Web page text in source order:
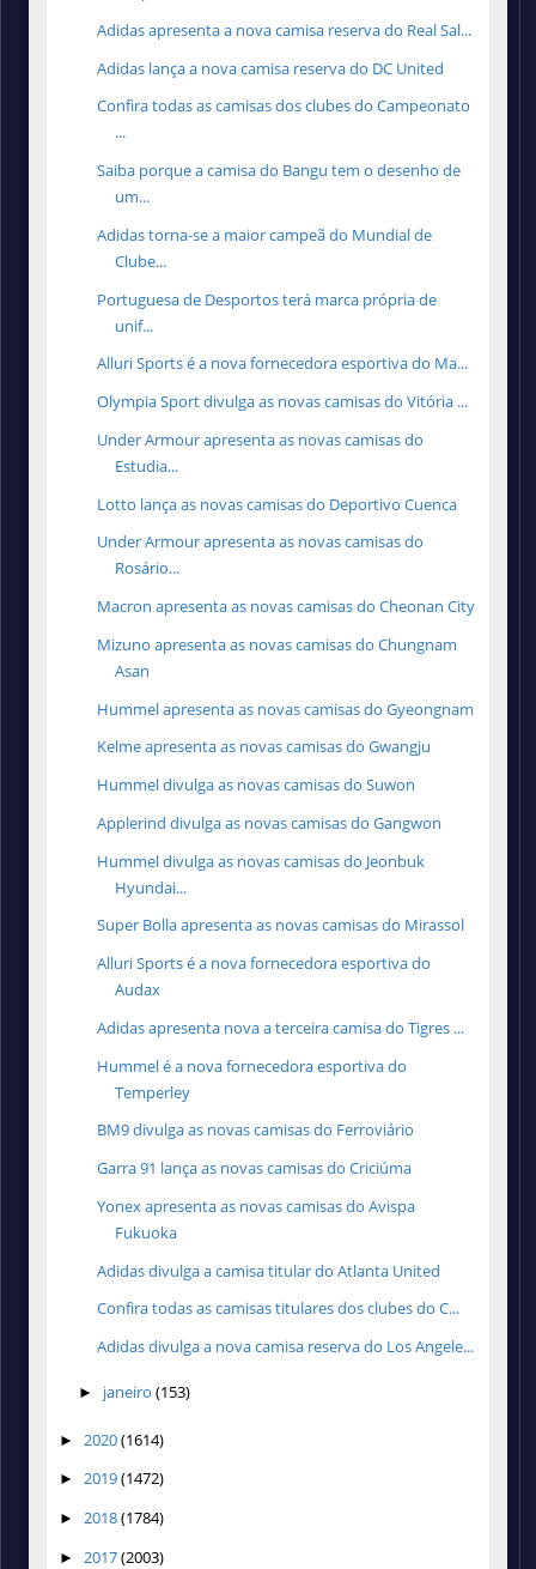
Adidas apresenta a nova camisa reserva do Real Sal...
Adidas lança a nova camisa reserva do DC United
Confira todas as camisas dos clubes do Campeonato
...
Saiba porque a camisa do Bangu tem o desenho de
um...
Adidas torna-se a maior campeã do Mundial de
Clube...
Portuguesa de Desportos terá marca própria de
unif...
Alluri Sports é a nova fornecedora esportiva do Ma...
Olympia Sport divulga as novas camisas do Vitória ...
Under Armour apresenta as novas camisas do
Estudia...
Lotto lança as novas camisas do Deportivo Cuenca
Under Armour apresenta as novas camisas do
Rosário...
Macron apresenta as novas camisas do Cheonan City
Mizuno apresenta as novas camisas do Chungnam
Asan
Hummel apresenta as novas camisas do Gyeongnam
Kelme apresenta as novas camisas do Gwangju
Hummel divulga as novas camisas do Suwon
Applerind divulga as novas camisas do Gangwon
Hummel divulga as novas camisas do Jeonbuk
Hyundai...
Super Bolla apresenta as novas camisas do Mirassol
Alluri Sports é a nova fornecedora esportiva do
Audax
Adidas apresenta nova a terceira camisa do Tigres ...
Hummel é a nova fornecedora esportiva do
Temperley
BM9 divulga as novas camisas do Ferroviário
Garra 91 lança as novas camisas do Criciúma
Yonex apresenta as novas camisas do Avispa
Fukuoka
Adidas divulga a camisa titular do Atlanta United
Confira todas as camisas titulares dos clubes do C...
Adidas divulga a nova camisa reserva do Los Angele...
► janeiro (153)
► 2020(1614)
► 2019(1472)
► 2018(1784)
► 2017(2003)